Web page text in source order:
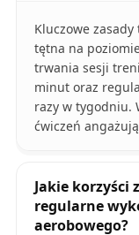
Kluczowe
tętna na
trwania sesji
minut oraz
razy w tygodniu.
ćwiczeń
Jakie korzyści
regularne
aerobowego?